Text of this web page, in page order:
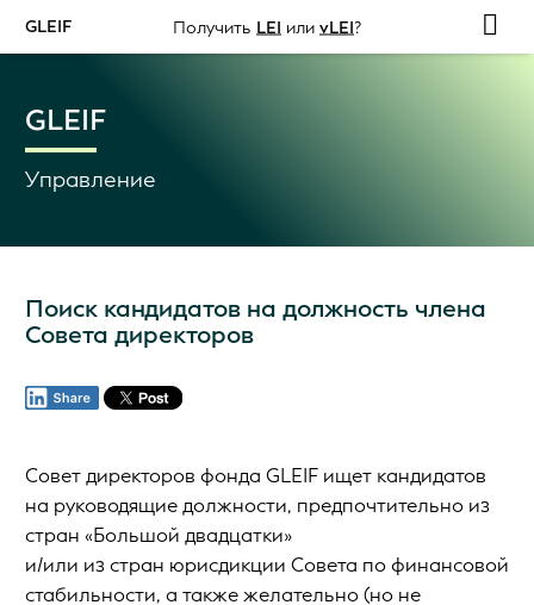
GLEIF Получить LEI или vLEI?
GLEIF
Управление
Поиск кандидатов на должность члена
Совета директоров
Совет директоров фонда GLEIF ищет кандидатов
на руководящие должности, предпочтительно из
стран «Большой двадцатки»
и/или из стран юрисдикции Совета по финансовой
стабильности, а также желательно (но не